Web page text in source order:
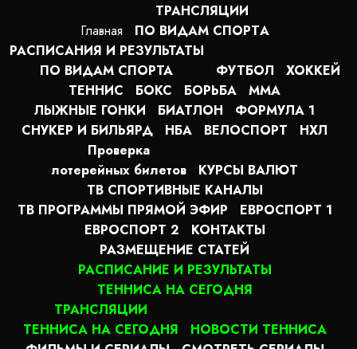
Главная
ТРАНСЛЯЦИИ
ПО ВИДАМ СПОРТA
РАСПИСАНИЯ И РЕЗУЛЬТАТЫ
ПО ВИДАМ СПОРТА
ФУТБОЛ
ХОККЕЙ
ТЕННИС
БОКС БОРЬБА
MMA
ЛЫЖНЫЕ ГОНКИ
БИАТЛОН
ФОРМУЛА 1
СНУКЕР И БИЛЬЯРД
НБА ВЕЛОСПОРТ
НХЛ
Проверка
лотерейных билетов
КУРСЫ ВАЛЮТ
ТВ СПОРТИВНЫЕ КАНАЛЫ
ТВ ПРОГРАММЫ ПРЯМОЙ ЭФИР
ЕВРОСПОРТ 1
ЕВРОСПОРТ 2
КОНТАКТЫ
РАЗМЕЩЕНИЕ СТАТЕЙ
РАСПИСАНИЕ И РЕЗУЛЬТАТЫ
ТЕННИСА НА СЕГОДНЯ
ТРАНСЛЯЦИИ
ТЕННИСА НА СЕГОДНЯ
НОВОСТИ ТЕННИСА